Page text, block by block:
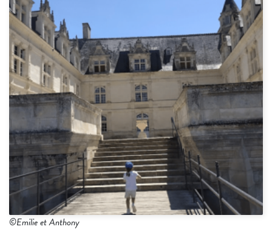
©Emilie et Anthony